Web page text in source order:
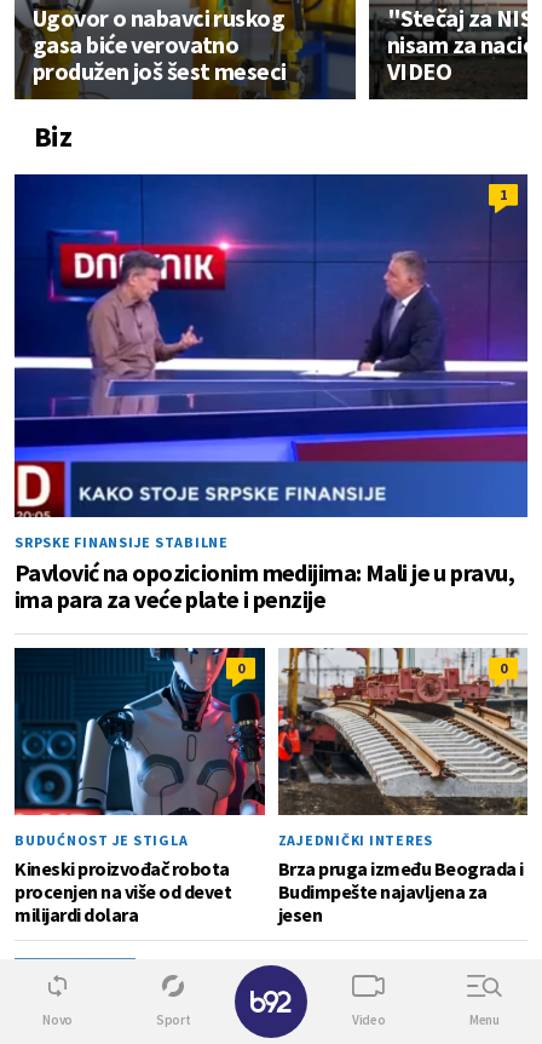
Ugovor o nabavci ruskog
gasa biće verovatno
produžen još šest meseci
"Stečaj za NIS
nisam za
VIDEO
Biz
1
SRPSKE FINANSIJE STABILNE
Pavlović na opozicionim medijima: Mali je u pravu,
ima para za veće plate i penzije
0
BUDUĆNOST JE STIGLA
Kineski proizvođač robota
procenjen na više od devet
milijardi dolara
0
ZAJEDNIČKI INTERES
Brza pruga između Beograda i
Budimpešte najavljena za
jesen
MUKE S VODOSTAJEM
Rumunija: Trka sa vremenom da nuklearka
nastavi rad
Novo Sport Video Menu
✕